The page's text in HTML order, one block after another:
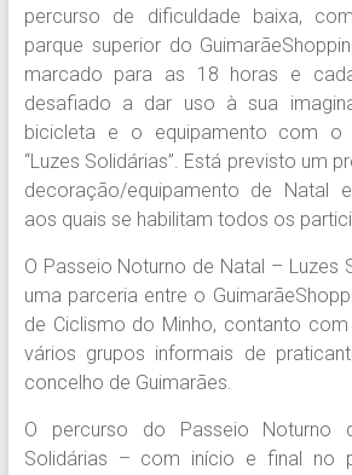
percurso de dificuldade baixa,
parque superior do
marcado para as 18 horas e
desafiado a dar uso à sua
bicicleta e o equipamento com o
“Luzes Solidárias”. Está previsto um
decoração/equipamento de Natal
aos quais se habilitam todos os
O Passeio Noturno de Natal – Luzes
uma parceria entre o
de Ciclismo do Minho, contanto
vários grupos informais de
concelho de Guimarães.
O percurso do Passeio Noturno
Solidárias – com início e final no